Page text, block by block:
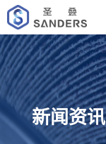
新闻资讯